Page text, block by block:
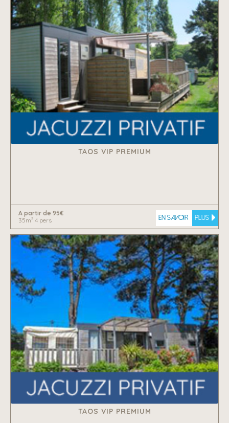
TAOS VIP PREMIUM
A partir de 95€
35m² 4 pers
En savoir plus
TAOS VIP PREMIUM